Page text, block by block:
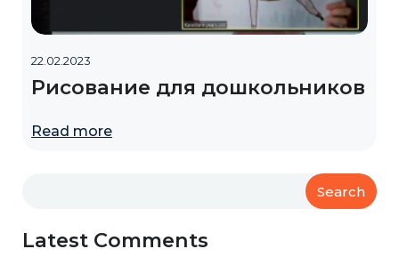
22.02.2023
Рисование для дошкольников
Read more
Search
Latest Comments